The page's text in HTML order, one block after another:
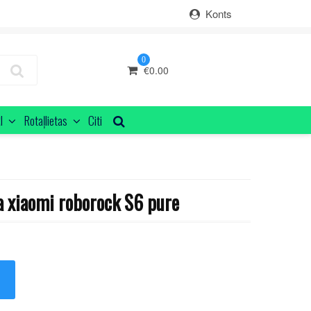
Konts
0
€0.00
Rotaļlietas Citi
xiaomi roborock S6 pure